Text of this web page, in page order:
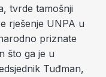
tvrde tamošnji
rješenje UNPA u
priznate
što ga je u
Tuđman,